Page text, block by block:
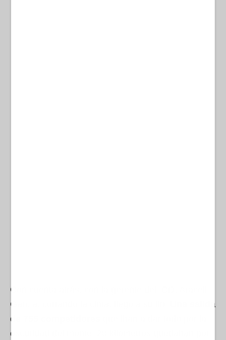
Con cuenta atrás, con la gerente del ICD, Araceli
García, cortando la cinta, llegó a su fin.
Una salida
de 755 competidores
oscuridad del monte. 20 kilómetros quedaban por